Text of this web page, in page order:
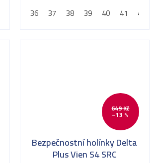
47
36
37 38 39 40 41 42
649 Kč
–13 %
Bezpečnostní holínky Delta
Plus Vien S4 SRC